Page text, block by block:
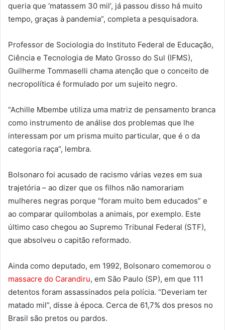
queria que ‘matassem 30 mil’, já passou disso há muito
tempo, graças à pandemia”, completa a pesquisadora.
Professor de Sociologia do Instituto Federal de Educação,
Ciência e Tecnologia de Mato Grosso do Sul (IFMS),
Guilherme Tommaselli chama atenção que o conceito de
necropolítica é formulado por um sujeito negro.
“Achille Mbembe utiliza uma matriz de pensamento branca
como instrumento de análise dos problemas que lhe
interessam por um prisma muito particular, que é o da
categoria raça”, lembra.
Bolsonaro foi acusado de racismo várias vezes em sua
trajetória – ao dizer que os filhos não namorariam
mulheres negras porque “foram muito bem educados” e
ao comparar quilombolas a animais, por exemplo. Este
último caso chegou ao Supremo Tribunal Federal (STF),
que absolveu o capitão reformado.
Ainda como deputado, em 1992, Bolsonaro comemorou o
massacre do Carandiru, em São Paulo (SP), em que 111
detentos foram assassinados pela polícia. “Deveriam ter
matado mil”, disse à época. Cerca de 61,7% dos presos no
Brasil são pretos ou pardos.